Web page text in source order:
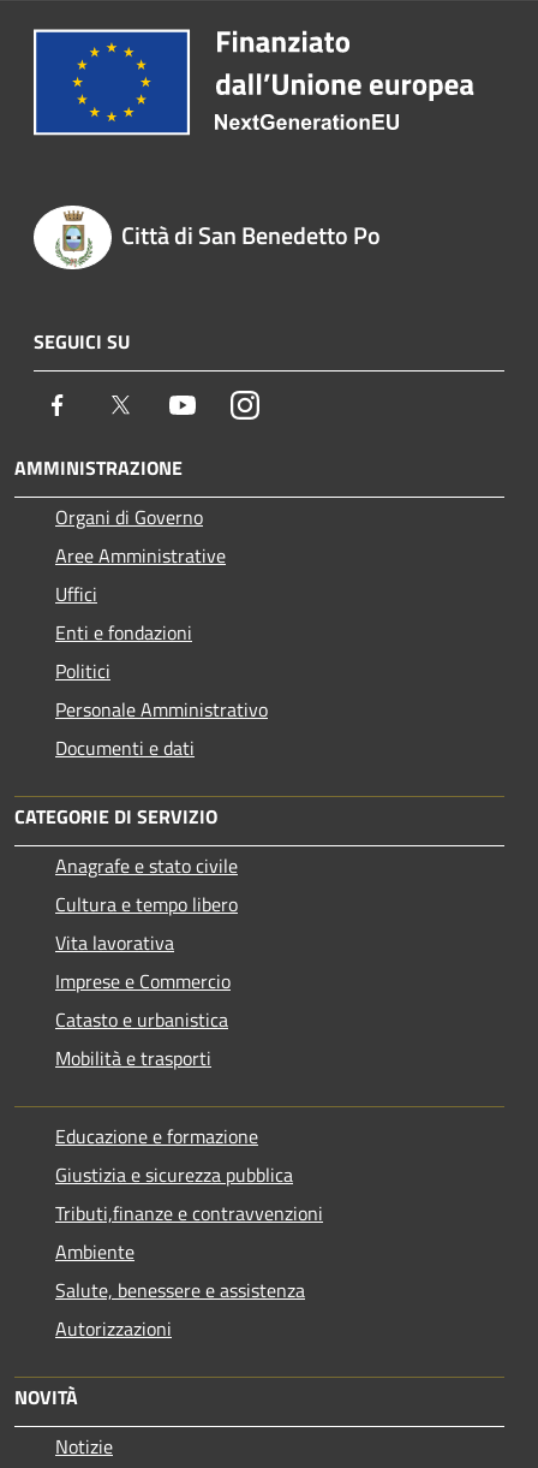
Città di San Benedetto Po
SEGUICI SU
Facebook Twitter YoutubeInstagram
AMMINISTRAZIONE
Organi di Governo
Aree Amministrative
Uffici
Enti e fondazioni
Politici
Personale Amministrativo
Documenti e dati
CATEGORIE DI SERVIZIO
Anagrafe e stato civile
Cultura e tempo libero
Vita lavorativa
Imprese e Commercio
Catasto e urbanistica
Mobilità e trasporti
Educazione e formazione
Giustizia e sicurezza pubblica
Tributi,finanze e contravvenzioni
Ambiente
Salute, benessere e assistenza
Autorizzazioni
NOVITÀ
Notizie